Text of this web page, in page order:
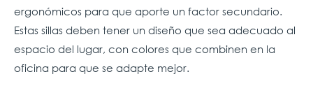
ergonómicos para que aporte un factor secundario.
Estas sillas deben tener un diseño que sea adecuado al
espacio del lugar, con colores que combinen en la
oficina para que se adapte mejor.